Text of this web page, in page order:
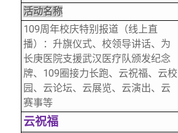
活动名称
109周年校庆特别报道（线上直
播）：升旗仪式、校领导讲话、为
长庚医院支援武汉医疗队颁发纪念
牌、109圈接力长跑、云祝福、云校
园、云论坛、云展览、云演出、云
赛事等
云祝福